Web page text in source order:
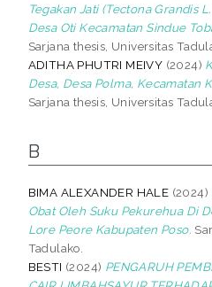
Tegakan Jati (Tectona Grandis
Desa Oti Kecamatan Sindue
Sarjana thesis, Universitas
ADITHA PHUTRI MEIVY (2024)
Desa, Desa Polma, Kecamatan
Sarjana thesis, Universitas
B
BIMA ALEXANDER HALE (2024)
Obat Oleh Suku Pekurehua Di
Lore Peore Kabupaten Poso.
Tadulako.
BESTI (2024) PENGARUH